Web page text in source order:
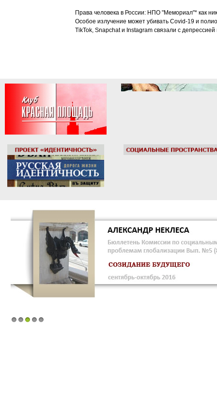
Права человека в России: НПО "Мемориал"* как
Особое излучение может убивать Covid-19 и
TikTok, Snapchat и Instagram связали с